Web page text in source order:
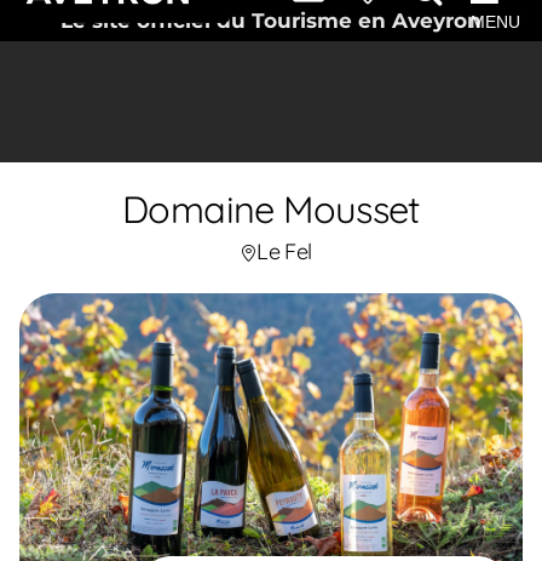
Le site officiel du Tourisme en AveyronMENU
Domaine Mousset
Le Fel